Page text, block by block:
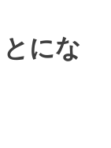
にな